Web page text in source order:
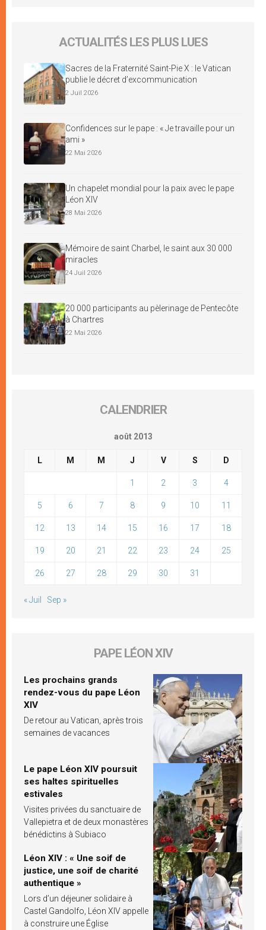
ACTUALITÉS LES PLUS LUES
Sacres de la Fraternité Saint-Pie X : le Vatican
publie le décret d’excommunication
2 Juil 2026
Confidences sur le pape : « Je travaille pour un
ami »
22 Mai 2026
Un chapelet mondial pour la paix avec le pape
Léon XIV
28 Mai 2026
Mémoire de saint Charbel, le saint aux 30 000
miracles
24 Juil 2026
20 000 participants au pèlerinage de Pentecôte
à Chartres
22 Mai 2026
CALENDRIER
août 2013
L M M J V S D
1 2 3 4
5 6 7 8 9 10 11
12 13 14 15 16 17 18
19 20 21 22 23 24 25
26 27 28 29 30 31
« Juil Sep »
PAPE LÉON XIV
Les prochains grands
rendez-vous du pape Léon
XIV
De retour au Vatican, après trois
semaines de vacances
Le pape Léon XIV poursuit
ses haltes spirituelles
estivales
Visites privées du sanctuaire de
Vallepietra et de deux monastères
bénédictins à Subiaco
Léon XIV : « Une soif de
justice, une soif de charité
authentique »
Lors d’un déjeuner solidaire à
Castel Gandolfo, Léon XIV appelle
à construire une Église